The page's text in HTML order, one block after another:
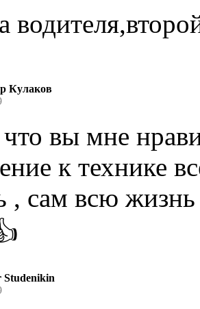
Кулаков
вы мне
к технике
, сам всю
Studenikin